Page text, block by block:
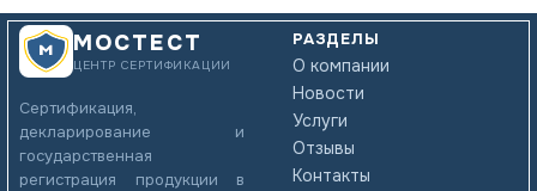
МОСТЕСТ
ЦЕНТР СЕРТИФИКАЦИИ
Сертификация,
декларирование и
государственная
регистрация продукции в
РАЗДЕЛЫ
О компании
Новости
Услуги
Отзывы
Контакты